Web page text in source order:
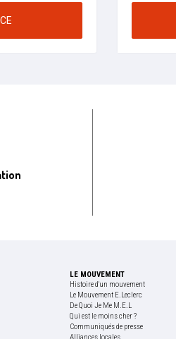
LE MOUVEMENT
Histoire d'un mouvement
Le Mouvement E.Leclerc
De Quoi Je Me M.E.L
Qui est le moins cher ?
Communiqués de presse